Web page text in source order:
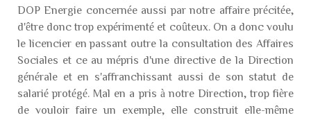
DOP Energie concernée aussi par notre affaire précitée,
d'être donc trop expérimenté et coûteux. On a donc voulu
le licencier en passant outre la consultation des Affaires
Sociales et ce au mépris d'une directive de la Direction
générale et en s'affranchissant aussi de son statut de
salarié protégé. Mal en a pris à notre Direction, trop fière
de vouloir faire un exemple, elle construit elle-même